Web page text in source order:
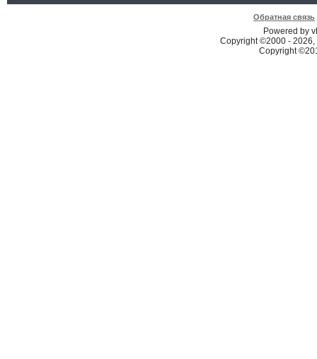
Обратная связь
Powered by
Copyright ©2000 -
Copyright